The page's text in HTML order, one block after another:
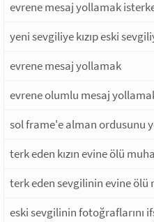
evrene mesaj yollamak
yeni sevgiliye kızıp eski
evrene mesaj yollamak
evrene olumlu mesaj
sol frame'e alman ordusunu
terk eden kızın evine ölü
terk eden sevgilinin evine
eski sevgilinin fotoğraflarını